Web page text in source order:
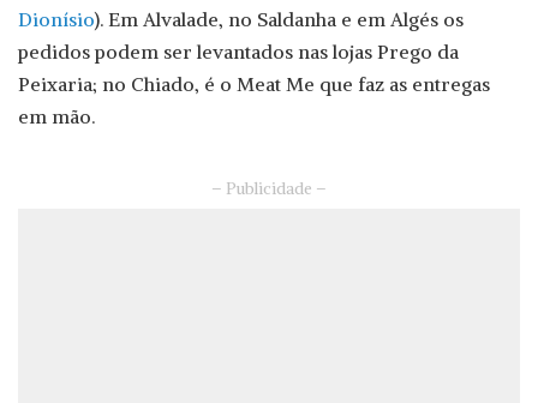
Dionísio). Em Alvalade, no Saldanha e em Algés os
pedidos podem ser levantados nas lojas Prego da
Peixaria; no Chiado, é o Meat Me que faz as entregas
em mão.
– Publicidade –